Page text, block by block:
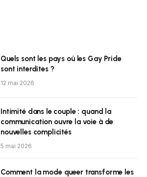
Quels sont les pays où les Gay Pride
sont interdites ?
12 mai 2026
Intimité dans le couple : quand la
communication ouvre la voie à de
nouvelles complicités
5 mai 2026
Comment la mode queer transforme les